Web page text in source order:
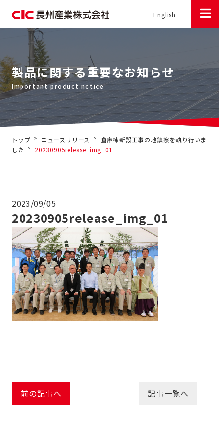
English
製品に関する重要なお知らせ
トップ > ニュースリリース > 倉庫棟新設工事の地鎮祭を執り行いま
した > 20230905release_img_01
2023/09/05
20230905release_img_01
前の記事へ 記事一覧へ